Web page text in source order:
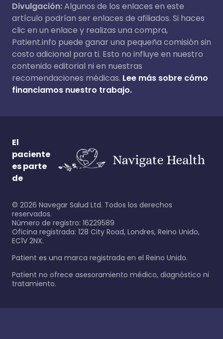
Divulgación:Algunos de los enlaces en este
artículo podrían ser enlaces de afiliados. Si haces
clic en un enlace y realizas una compra,
Patient.info puede ganar una pequeña comisión sin
costo adicional para ti. Esto no influye en nuestro
contenido editorial ni en nuestras
recomendaciones médicas. Lee más sobre cómo
financiamos nuestro trabajo.
El
paciente
es parte
de
© 2026 Navegar Salud Ltd. Todos los derechos
reservados.
Número de registro: 16229589
Oficina registrada: 128 City Road, Londres, Reino Unido,
EC1V 2NX.
Patient es una marca registrada en el Reino Unido.
Patient no ofrece asesoramiento médico, diagnóstico ni
tratamiento.